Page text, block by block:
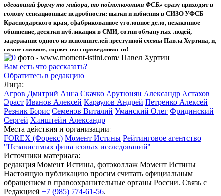
одевавший форму то майора, то подполковника ФСБ» сразу приходят в
голову сенсационные подробности: пытки и избиения в СИЗО УФСБ
Краснодарского края, сфабрикованное уголовное дело, незаконное
обвинение, десятки публикация в СМИ, сотни обманутых людей,
задержание одного из исполнителей преступной схемы Павла Хуртина, и,
самое главное, торжество справедливости!
фото - www.moment-istini.com/ Павел Хуртин
Вам есть что рассказать?
Обратитесь в редакцию
Лица:
Агров Дмитрий Анна Скачко Арутюнян Александр Астахов
Эраст Иванов Алексей Караулов Андрей Петренко Алексей
Резник Борис Семенов Виталий Уманский Олег Фридинский
Сергей Хинштейн Александр
Места действия и организации:
FOREX (Форекс) Момент Истины Рейтинговое агентство
"Независимых финансовых исследований"
Источники материала:
редакция Момент Истины, фотоколлаж Момент Истины
Настоящую публикацию просим считать официальным
обращением в правоохранительные органы России. Связь с
Редакцией +7 (985) 774-61-56.